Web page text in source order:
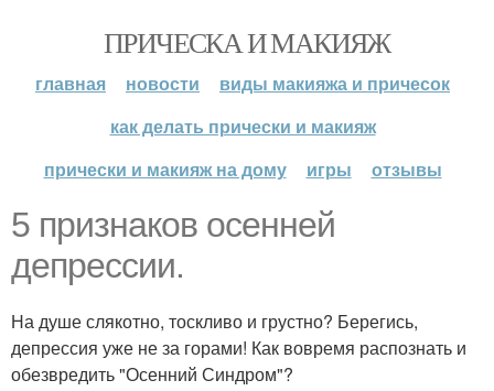
ПРИЧЕСКА И МАКИЯЖ
главная новости
виды макияжа и причесок
как делать прически и макияж
прически и макияж на дому
игры отзывы
5 признаков осенней
депрессии.
На душе слякотно, тоскливо и грустно? Берегись,
депрессия уже не за горами! Как вовремя распознать и
обезвредить "Осенний Синдром"?